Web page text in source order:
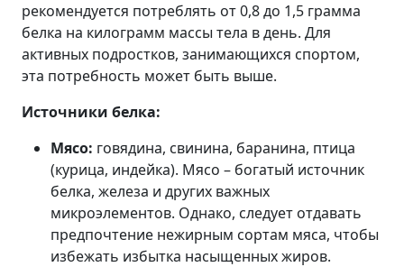
рекомендуется потреблять от 0,8 до 1,5 грамма
белка на килограмм массы тела в день. Для
активных подростков, занимающихся спортом,
эта потребность может быть выше.
Источники белка:
Мясо: говядина, свинина, баранина, птица
(курица, индейка). Мясо – богатый источник
белка, железа и других важных
микроэлементов. Однако, следует отдавать
предпочтение нежирным сортам мяса, чтобы
избежать избытка насыщенных жиров.